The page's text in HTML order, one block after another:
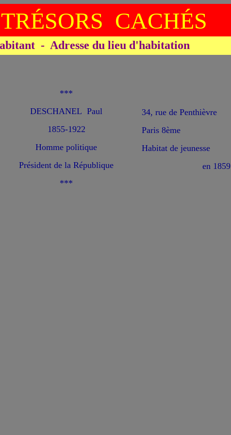
CACHÉS
- Adresse du lieu d'habitation
***
DESCHANEL Paul
1855-1922
Homme politique
Président de la République
***
34, rue de Penthièvre
Paris 8ème
Habitat de jeunesse
en 1859